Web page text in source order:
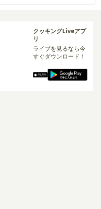
クッキングLiveアプ
リ
ライブを見るなら今
すぐダウンロード！